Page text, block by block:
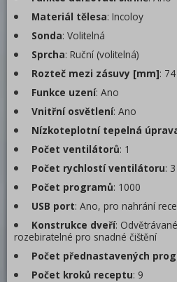
Materiál tělesa: Incoloy
Sonda: Volitelná
Sprcha: Ruční (volitelná)
Rozteč mezi zásuvy [mm]: 74
Funkce uzení: Ano
Vnitřní osvětlení: Ano
Nízkoteplotní tepelná
Počet ventilátorů: 1
Počet rychlostí ventilátoru: 3
Počet programů: 1000
USB port: Ano, pro nahrání
Konstrukce dveří:
rozebiratelné pro snadné čištění
Počet přednastavených
Počet kroků receptu: 9